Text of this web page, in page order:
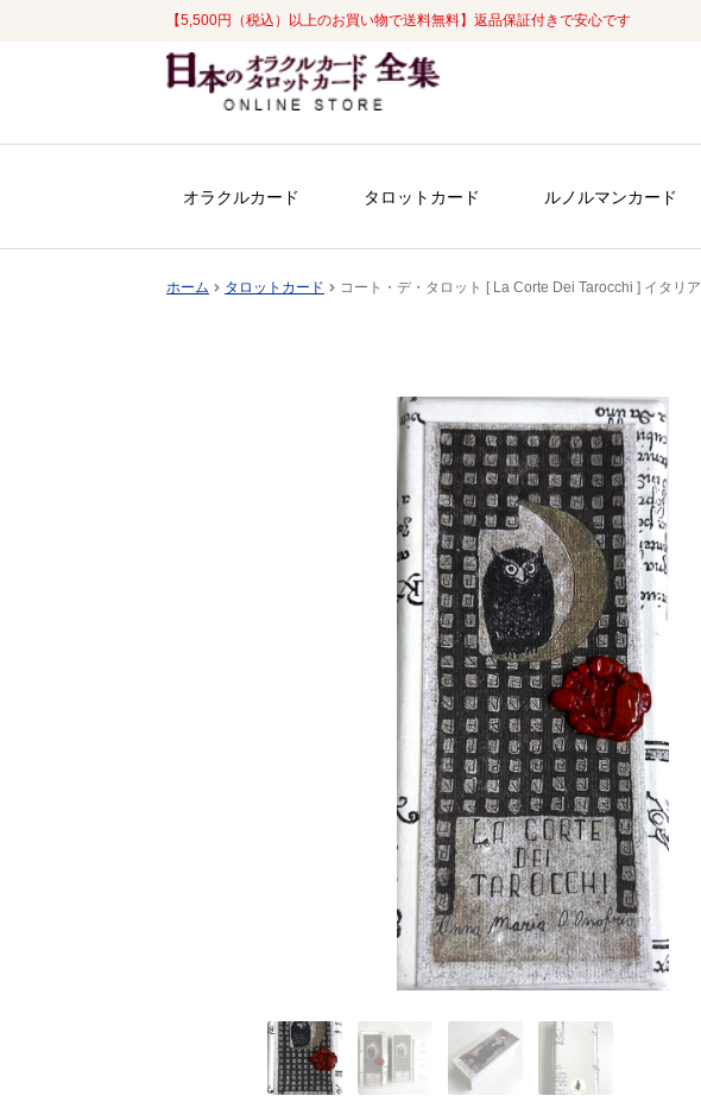
【5,500円（税込）以上のお買い物で送料無料】返品保証付きで安心です
ナ
ビ
ン
コ
ン
ス
オラクルカード タロットカード ルノルマンカード
ホーム タロットカード コート・デ・タロット [ La Corte Dei Tarocchi ] イタリア